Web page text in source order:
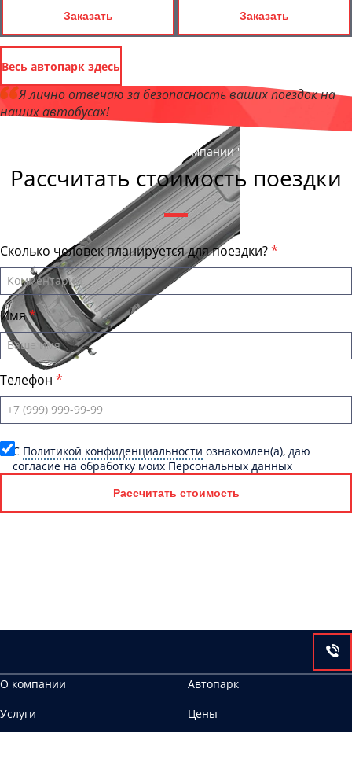
Заказать Заказать
Весь автопарк здесь
Я лично отвечаю за безопасность ваших поездок на
наших автобусах!
, директор компании "ЧитаБас"
Рассчитать стоимость поездки
Сколько человек планируется для поездки?
Имя
Телефон
C Политикой конфиденциальности ознакомлен(а), даю
согласие на обработку моих Персональных данных
Рассчитать стоимость
О компании
Автопарк
Услуги
Цены